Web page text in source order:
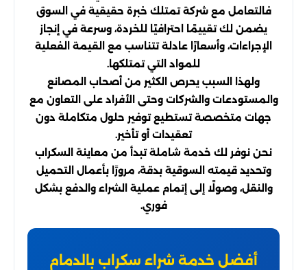
فالتعامل مع شركة تمتلك خبرة حقيقية في السوق
يضمن لك تقييمًا احترافيًا للخردة، وسرعة في إنجاز
الإجراءات، وأسعارًا عادلة تتناسب مع القيمة الفعلية
للمواد التي تمتلكها.
ولهذا السبب يحرص الكثير من أصحاب المصانع
والمستودعات والشركات وحتى الأفراد على التعاون مع
جهات متخصصة تستطيع توفير حلول متكاملة دون
تعقيدات أو تأخير.
نحن نوفر لك خدمة شاملة تبدأ من معاينة السكراب
وتحديد قيمته السوقية بدقة، مرورًا بأعمال التحميل
والنقل، وصولًا إلى إتمام عملية الشراء والدفع بشكل
فوري.
أفضل خدمة شراء سكراب بالدمام